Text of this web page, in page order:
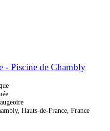
- Piscine de Chambly
Hauts-de-France, France